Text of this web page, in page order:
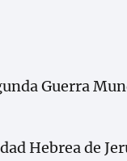
Guerra
Hebrea de